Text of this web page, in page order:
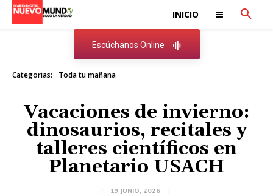
INICIO
Escúchanos Online
Categorias: Toda tu mañana
Vacaciones de invierno:
dinosaurios, recitales y
talleres científicos en
Planetario USACH
19 JUNIO, 2026